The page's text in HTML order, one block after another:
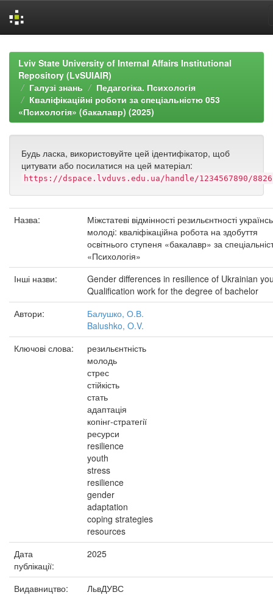
navigationLviv State University of Internal Affairs Institutional
Repository (LvSUIAIR)
Галузі знань
Педагогіка. Психологія
Кваліфікаційні роботи за спеціальністю 053
«Психологія» (бакалавр) (2025)
Будь ласка, використовуйте цей ідентифікатор, щоб
цитувати або посилатися на цей матеріал:
https://dspace.lvduvs.edu.ua/handle/1234567890/8826
Назва:
Міжстатеві відмінності резильєнтності
молоді: кваліфікаційна робота на здобуття
освітнього ступеня «бакалавр» за
«Психологія»
Інші назви:
Gender differences in resilience of Ukrainian
Qualification work for the degree of bachelor
Автори:
Балушко, О.В.
Balushko, O.V.
Ключові слова:
резильєнтність
молодь
стрес
стійкість
стать
адаптація
копінг-стратегії
ресурси
resilience
youth
stress
resilience
gender
adaptation
coping strategies
resources
Дата
публікації:
2025
Видавництво:
ЛьвДУВС